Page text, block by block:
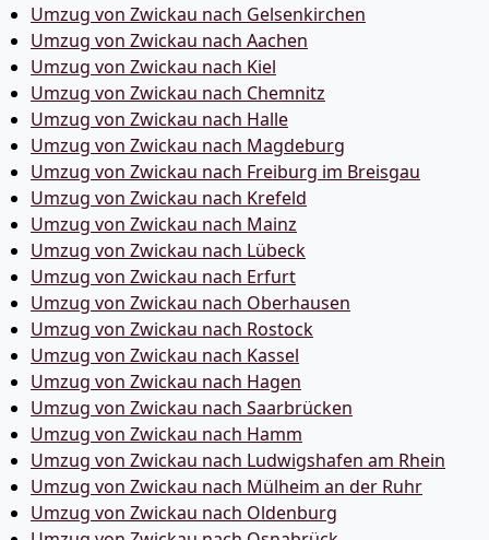
Umzug von Zwickau nach Gelsenkirchen
Umzug von Zwickau nach Aachen
Umzug von Zwickau nach Kiel
Umzug von Zwickau nach Chemnitz
Umzug von Zwickau nach Halle
Umzug von Zwickau nach Magdeburg
Umzug von Zwickau nach Freiburg im Breisgau
Umzug von Zwickau nach Krefeld
Umzug von Zwickau nach Mainz
Umzug von Zwickau nach Lübeck
Umzug von Zwickau nach Erfurt
Umzug von Zwickau nach Oberhausen
Umzug von Zwickau nach Rostock
Umzug von Zwickau nach Kassel
Umzug von Zwickau nach Hagen
Umzug von Zwickau nach Saarbrücken
Umzug von Zwickau nach Hamm
Umzug von Zwickau nach Ludwigshafen am Rhein
Umzug von Zwickau nach Mülheim an der Ruhr
Umzug von Zwickau nach Oldenburg